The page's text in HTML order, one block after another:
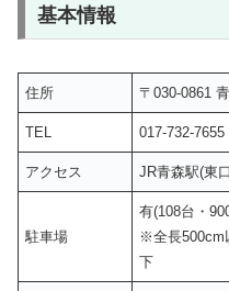
基本情報
住所 〒030-0861
TEL 017-732-7655
アクセス JR青森駅(東
駐車場
有(108台・
※全長500cm
下